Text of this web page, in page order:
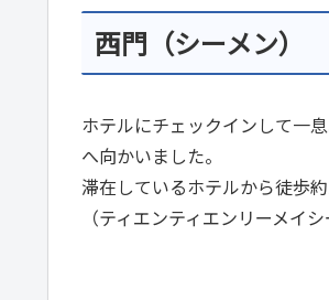
西門（シーメン）
ホテルにチェックインして一
へ向かいました。
滞在しているホテルから徒歩
（ティエンティエンリーメイ